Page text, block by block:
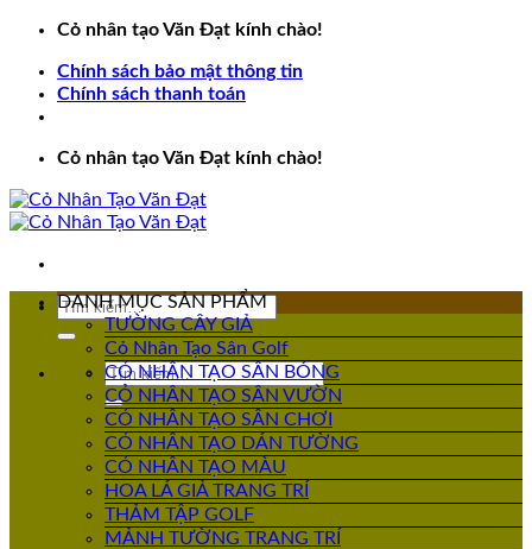
dung
Cỏ nhân tạo Văn Đạt kính chào!
Chính sách bảo mật thông tin
Chính sách thanh toán
Cỏ nhân tạo Văn Đạt kính chào!
Tìm
kiếm:
Tìm
kiếm:
DANH MỤC SẢN PHẨM
TƯỜNG CÂY GIẢ
Cỏ Nhân Tạo Sân Golf
CỎ NHÂN TẠO SÂN BÓNG
CỎ NHÂN TẠO SÂN VƯỜN
CỎ NHÂN TẠO SÂN CHƠI
CỎ NHÂN TẠO DÁN TƯỜNG
CỎ NHÂN TẠO MÀU
HOA LÁ GIẢ TRANG TRÍ
THẢM TẬP GOLF
MẢNH TƯỜNG TRANG TRÍ